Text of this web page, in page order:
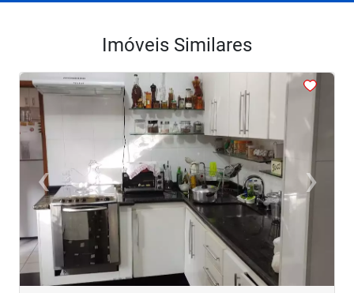
Imóveis Similares
<<<<
‹Previous ›Next